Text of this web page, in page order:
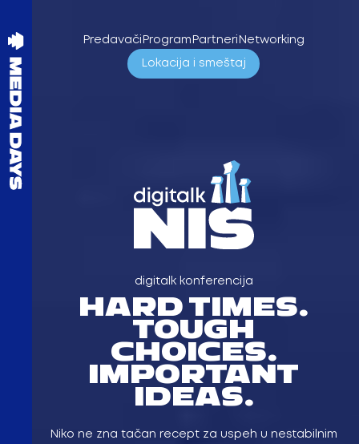
sadržaj
Predavači Program Partneri Networking
Lokacija i smeštaj
digitalk konferencija
HARD TIMES.
TOUGH
CHOICES.
IMPORTANT
IDEAS.
Niko ne zna tačan recept za uspeh u nestabilnim